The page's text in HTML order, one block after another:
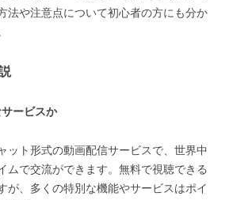
法や注意点について初心者の方にも分か
ービスか
ット形式の動画配信サービスで、世界中
ムで交流ができます。無料で視聴できる
が、多くの特別な機能やサービスはポイ